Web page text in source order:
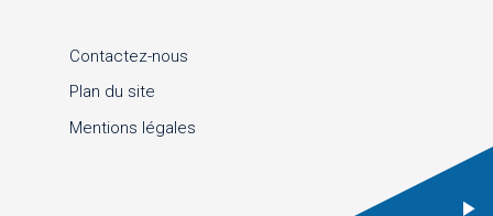
Contactez-nous
Plan du site
Mentions légales